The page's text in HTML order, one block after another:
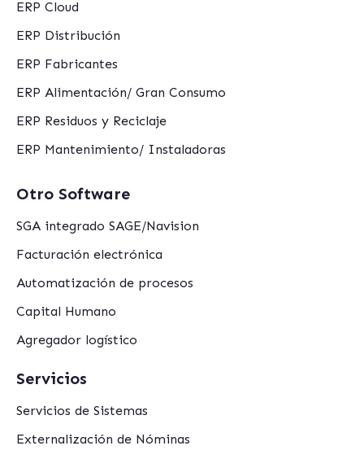
ERP Cloud
ERP Distribución
ERP Fabricantes
ERP Alimentación/ Gran Consumo
ERP Residuos y Reciclaje
ERP Mantenimiento/ Instaladoras
Otro Software
SGA integrado SAGE/Navision
Facturación electrónica
Automatización de procesos
Capital Humano
Agregador logístico
Servicios
Servicios de Sistemas
Externalización de Nóminas